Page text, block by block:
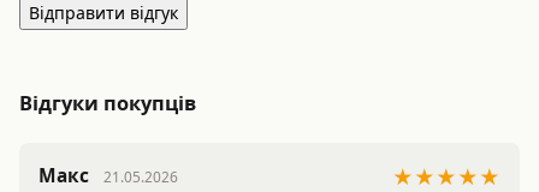
Відправити відгук
Відгуки покупців
Макс 21.05.2026 ★★★★★